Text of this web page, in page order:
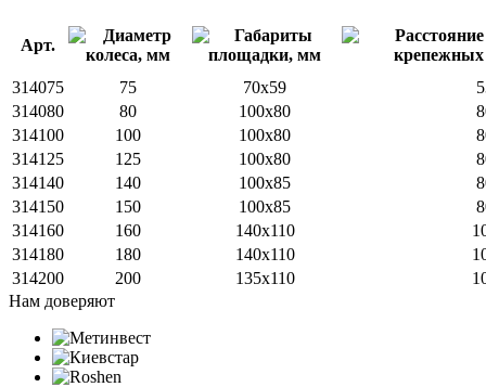
Арт.
314075 75 70x59
314080
80 100x80
314100
100 100x80
314125
125 100x80
314140
140 100х85
314150
150 100x85
314160
160 140x110
314180
180 140x110
314200
200 135x110
Нам доверяют